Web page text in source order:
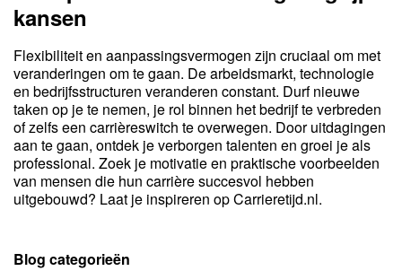
kansen
Flexibiliteit en aanpassingsvermogen zijn cruciaal om met
veranderingen om te gaan. De arbeidsmarkt, technologie
en bedrijfsstructuren veranderen constant. Durf nieuwe
taken op je te nemen, je rol binnen het bedrijf te verbreden
of zelfs een carrièreswitch te overwegen. Door uitdagingen
aan te gaan, ontdek je verborgen talenten en groei je als
professional. Zoek je motivatie en praktische voorbeelden
van mensen die hun carrière succesvol hebben
uitgebouwd? Laat je inspireren op Carrieretijd.nl.
Blog categorieën